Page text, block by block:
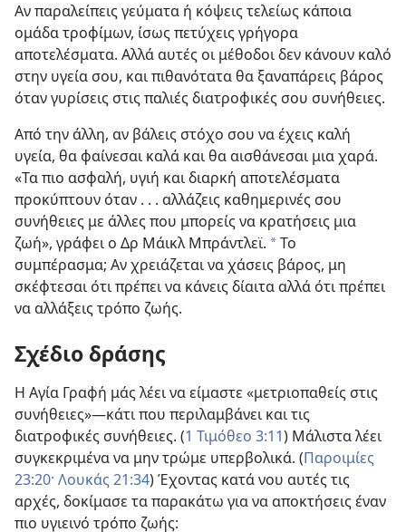
Αν παραλείπεις γεύματα ή κόψεις τελείως κάποια
ομάδα τροφίμων, ίσως πετύχεις γρήγορα
αποτελέσματα. Αλλά αυτές οι μέθοδοι δεν κάνουν καλό
στην υγεία σου, και πιθανότατα θα ξαναπάρεις βάρος
όταν γυρίσεις στις παλιές διατροφικές σου συνήθειες.
Από την άλλη, αν βάλεις στόχο σου να έχεις καλή
υγεία, θα φαίνεσαι καλά και θα αισθάνεσαι μια χαρά.
«Τα πιο ασφαλή, υγιή και διαρκή αποτελέσματα
προκύπτουν όταν . . . αλλάζεις καθημερινές σου
συνήθειες με άλλες που μπορείς να κρατήσεις μια
ζωή», γράφει ο Δρ Μάικλ Μπράντλεϊ. aΤο
συμπέρασμα; Αν χρειάζεται να χάσεις βάρος, μη
σκέφτεσαι ότι πρέπει να κάνεις δίαιτα αλλά ότι πρέπει
να αλλάξεις τρόπο ζωής.
Σχέδιο δράσης
Η Αγία Γραφή μάς λέει να είμαστε «μετριοπαθείς στις
συνήθειες»—κάτι που περιλαμβάνει και τις
διατροφικές συνήθειες. (1 Τιμόθεο 3:11) Μάλιστα λέει
συγκεκριμένα να μην τρώμε υπερβολικά. (Παροιμίες
23:20· Λουκάς 21:34) Έχοντας κατά νου αυτές τις
αρχές, δοκίμασε τα παρακάτω για να αποκτήσεις έναν
πιο υγιεινό τρόπο ζωής: